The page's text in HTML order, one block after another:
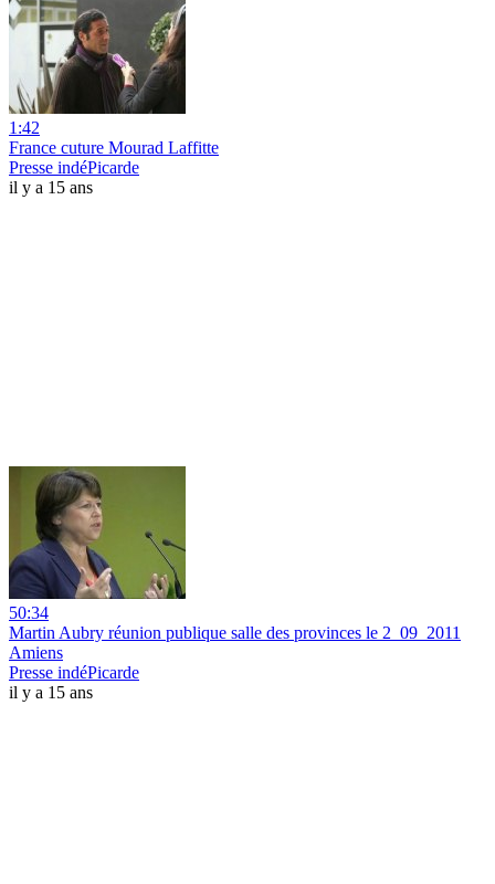
1:42
France cuture Mourad Laffitte
Presse indéPicarde
il y a 15 ans
50:34
Martin Aubry réunion publique salle des provinces le 2_09_2011
Amiens
Presse indéPicarde
il y a 15 ans